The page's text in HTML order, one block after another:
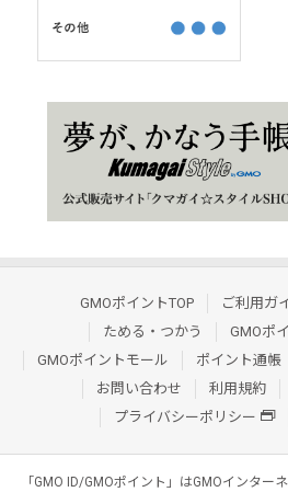
GMOポイントTOP ご利用ガ
ためる・つかう
GMOポ
GMOポイントモール
ポイント通帳
お問い合わせ
利用規約
プライバシーポリシー
「GMO ID/GMOポイント」はGMOインター